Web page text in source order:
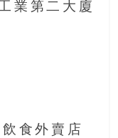
業第二大廈
食外賣店